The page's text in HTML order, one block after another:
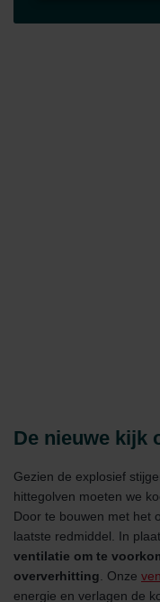
De nieuwe kijk
Gezien de explosief
hittegolven moeten we
Door te bouwen met het
laatste redmiddel. In
ventilatie om te
oververhitting. Onze
energie en verlagen de